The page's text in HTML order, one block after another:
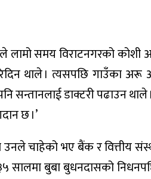
समय विराटनगरको कोशी
थाले । त्यसपछि गाउँका अरू
सन्तानलाई डाक्टरी पढाउन
छ ।’
उनले चाहेको भए बैंक र वित्तीय
सालमा बुबा बुधनदासको